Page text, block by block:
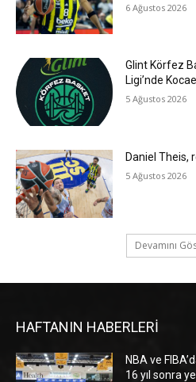
6 Ağustos 2026
Glint Körfez
Ligi’nde
5 Ağustos 2026
Daniel Theis,
5 Ağustos 2026
Devamını
HAFTANIN HABERLERİ
NBA ve
16 yıl sonra